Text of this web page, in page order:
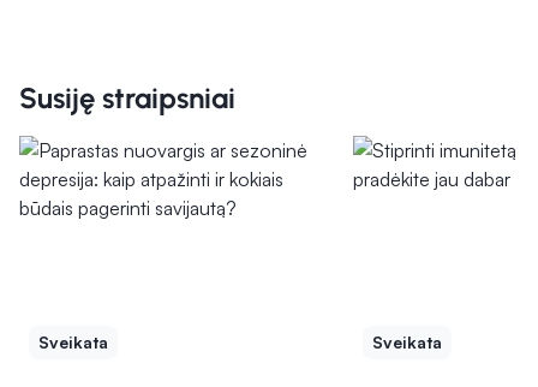
Susiję straipsniai
Sveikata Sveikata